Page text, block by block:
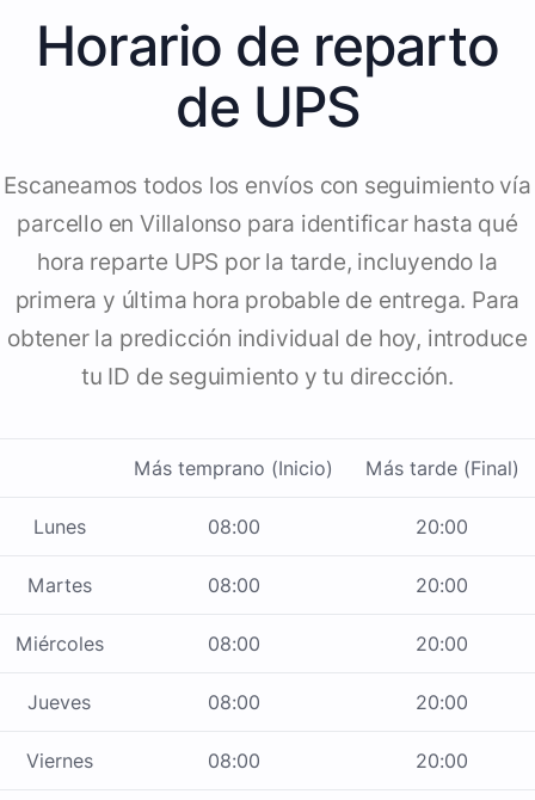
Horario de reparto
de UPS
Escaneamos todos los envíos con seguimiento vía
parcello en Villalonso para identificar hasta qué
hora reparte UPS por la tarde, incluyendo la
primera y última hora probable de entrega. Para
obtener la predicción individual de hoy, introduce
tu ID de seguimiento y tu dirección.
Más temprano (Inicio) Más tarde (Final)
Lunes 08:00 20:00
Martes 08:00 20:00
Miércoles 08:00 20:00
Jueves 08:00 20:00
Viernes 08:00 20:00